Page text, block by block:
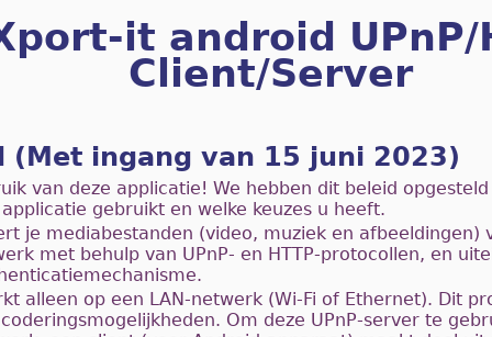
it android UPnP/
Client/Server
(Met ingang van 15 juni 2023)
van deze applicatie! We hebben dit beleid
gebruikt en welke keuzes u heeft.
je mediabestanden (video, muziek en afbeeldingen)
met behulp van UPnP- en HTTP-protocollen, en
alleen op een LAN-netwerk (Wi-Fi of Ethernet). Dit
Om deze UPnP-server te